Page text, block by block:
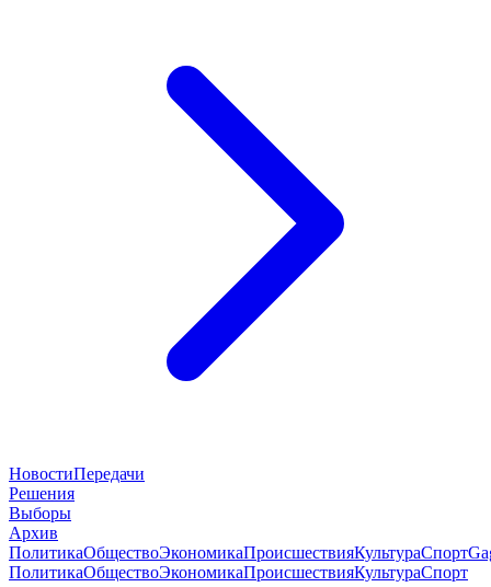
НовостиПередачи
Решения
Выборы
Архив
ПолитикаОбществоЭкономикаПроисшествияКультураСпорт
ПолитикаОбществоЭкономикаПроисшествияКультураСпорт